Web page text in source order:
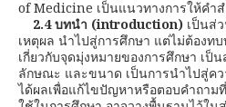
of Medicine เป็นแนวทางการให้คำ
2.4 บทนำ (introduction) เป็นส่
เหตุผล นำไปสู่การศึกษา แต่ไม่ต้องท
เกี่ยวกับจุดมุ่งหมายของการศึกษา เ
ลักษณะ และขนาด เป็นการนำไปสู่คว
ได้ผลเพื่อแก้ไขปัญหาหรือตอบคำถาม